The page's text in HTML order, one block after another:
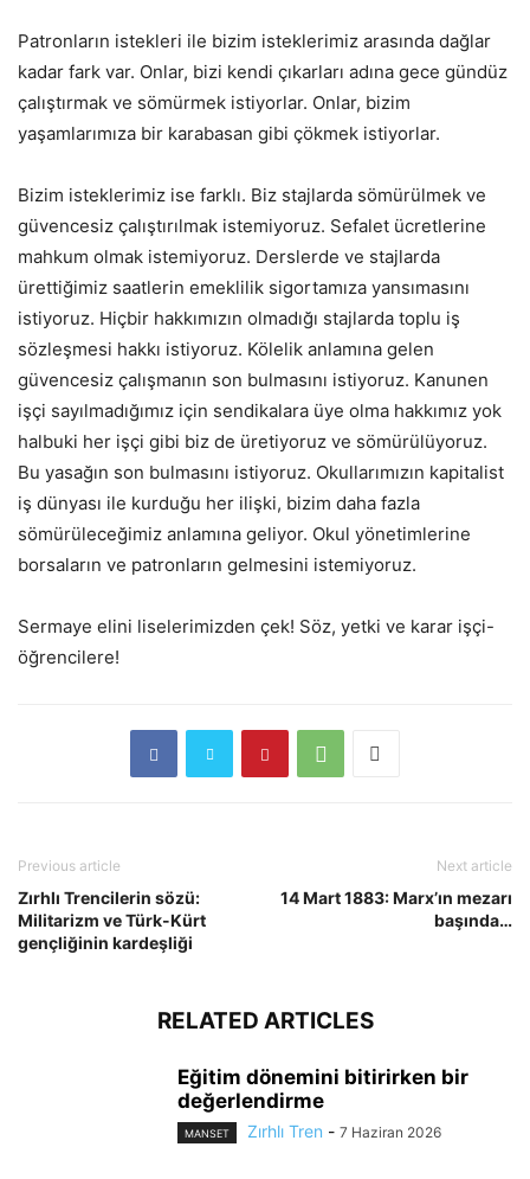
Patronların istekleri ile bizim isteklerimiz arasında dağlar
kadar fark var. Onlar, bizi kendi çıkarları adına gece gündüz
çalıştırmak ve sömürmek istiyorlar. Onlar, bizim
yaşamlarımıza bir karabasan gibi çökmek istiyorlar.
Bizim isteklerimiz ise farklı. Biz stajlarda sömürülmek ve
güvencesiz çalıştırılmak istemiyoruz. Sefalet ücretlerine
mahkum olmak istemiyoruz. Derslerde ve stajlarda
ürettiğimiz saatlerin emeklilik sigortamıza yansımasını
istiyoruz. Hiçbir hakkımızın olmadığı stajlarda toplu iş
sözleşmesi hakkı istiyoruz. Kölelik anlamına gelen
güvencesiz çalışmanın son bulmasını istiyoruz. Kanunen
işçi sayılmadığımız için sendikalara üye olma hakkımız yok
halbuki her işçi gibi biz de üretiyoruz ve sömürülüyoruz.
Bu yasağın son bulmasını istiyoruz. Okullarımızın kapitalist
iş dünyası ile kurduğu her ilişki, bizim daha fazla
sömürüleceğimiz anlamına geliyor. Okul yönetimlerine
borsaların ve patronların gelmesini istemiyoruz.
Sermaye elini liselerimizden çek! Söz, yetki ve karar işçi-
öğrencilere!
Previous article
Zırhlı Trencilerin sözü:
Militarizm ve Türk-Kürt
gençliğinin kardeşliği
Next article
14 Mart 1883: Marx’ın mezarı
başında…
RELATED ARTICLES
Eğitim dönemini bitirirken bir
değerlendirme
MANSET Zırhlı Tren - 7 Haziran 2026